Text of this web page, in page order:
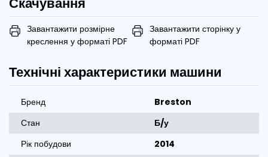
Завантажити розмірне
креслення у форматі PDF
Завантажити сторінку у
форматі PDF
Технічні характеристики машини
Бренд
Breston
Стан
Б/у
Рік побудови
2014